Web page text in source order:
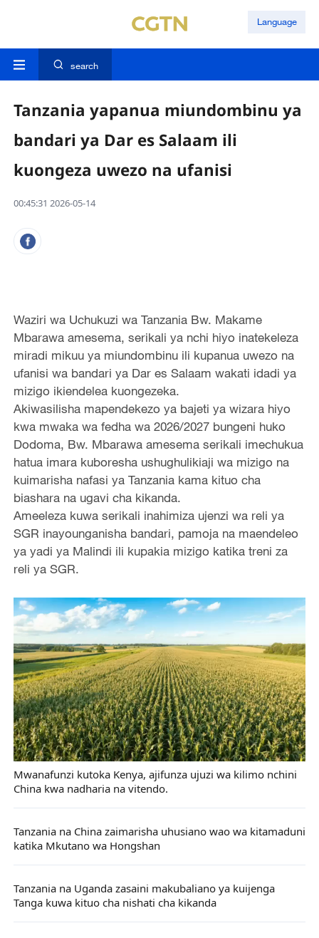
Language
search
Tanzania yapanua miundombinu ya
bandari ya Dar es Salaam ili
kuongeza uwezo na ufanisi
00:45:31 2026-05-14
Waziri wa Uchukuzi wa Tanzania Bw. Makame
Mbarawa amesema, serikali ya nchi hiyo inatekeleza
miradi mikuu ya miundombinu ili kupanua uwezo na
ufanisi wa bandari ya Dar es Salaam wakati idadi ya
mizigo ikiendelea kuongezeka.
Akiwasilisha mapendekezo ya bajeti ya wizara hiyo
kwa mwaka wa fedha wa 2026/2027 bungeni huko
Dodoma, Bw. Mbarawa amesema serikali imechukua
hatua imara kuboresha ushughulikiaji wa mizigo na
kuimarisha nafasi ya Tanzania kama kituo cha
biashara na ugavi cha kikanda.
Ameeleza kuwa serikali inahimiza ujenzi wa reli ya
SGR inayounganisha bandari, pamoja na maendeleo
ya yadi ya Malindi ili kupakia mizigo katika treni za
reli ya SGR.
Mwanafunzi kutoka Kenya, ajifunza ujuzi wa kilimo nchini
China kwa nadharia na vitendo.
Tanzania na China zaimarisha uhusiano wao wa kitamaduni
katika Mkutano wa Hongshan
Tanzania na Uganda zasaini makubaliano ya kuijenga
Tanga kuwa kituo cha nishati cha kikanda